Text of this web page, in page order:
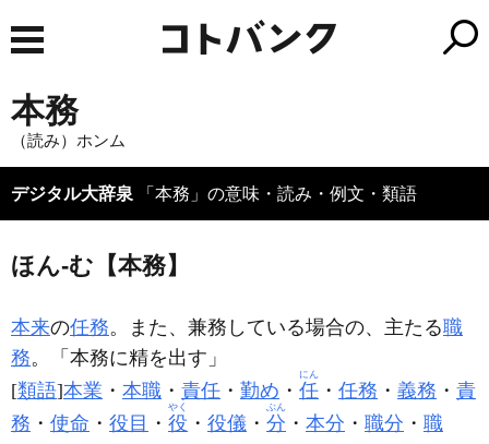
本務
（読み）ホンム
デジタル大辞泉 「本務」の意味・読み・例文・類語
ほん‐む【本務】
本来の任務。また、兼務している場合の、主たる職
務。「 本務に精を出す」
[類語]本業 ・ 本職 ・ 責任 ・ 勤め ・ 任
にん
・ 任務 ・ 義務 ・ 責
務 ・ 使命 ・ 役目 ・ 役
やく
・ 役儀 ・ 分
ぶん
・ 本分 ・ 職分 ・ 職